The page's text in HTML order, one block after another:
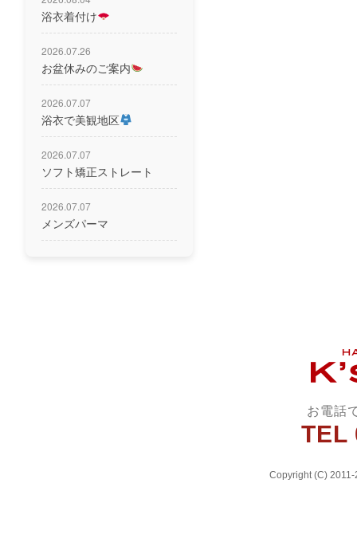
浴衣着付け
2026.07.26
お盆休みのご案内
2026.07.07
浴衣で美観地区
2026.07.07
ソフト矯正ストレート
2026.07.07
メンズパーマ
お電話
TEL
Copyright (C)